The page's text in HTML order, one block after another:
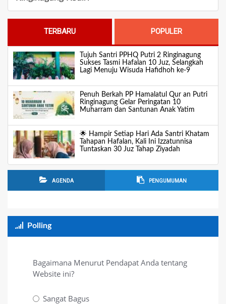
TERBARU POPULER
Tujuh Santri PPHQ Putri 2 Ringinagung
Sukses Tasmi Hafalan 10 Juz, Selangkah
Lagi Menuju Wisuda Hafidhoh ke-9
Penuh Berkah PP Hamalatul Qur an Putri
Ringinagung Gelar Peringatan 10
Muharram dan Santunan Anak Yatim
🌟 Hampir Setiap Hari Ada Santri Khatam
Tahapan Hafalan, Kali Ini Izzatunnisa
Tuntaskan 30 Juz Tahap Ziyadah
AGENDA PENGUMUMAN
Polling
Bagaimana Menurut Pendapat Anda tentang
Website ini?
Sangat Bagus